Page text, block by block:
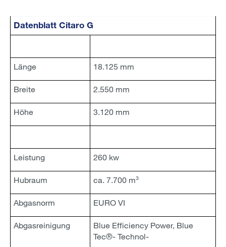
Datenblatt Citaro G
Länge 18.125 mm
Breite 2.550 mm
Höhe 3.120 mm
Leistung 260 kw
Hubraum ca. 7.700 m³
Abgasnorm EURO VI
Abgasreinigung
Blue Efficiency Power, Blue
Tec®- Technol-